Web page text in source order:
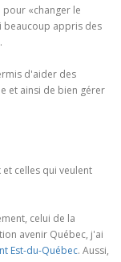
pour «changer le
beaucoup appris des
d'aider des
et ainsi de bien gérer
celles qui veulent
celui de la
avenir Québec, j'ai
Est-du-Québec. Aussi,